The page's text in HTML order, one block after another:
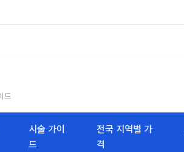
드
시술 가이
드
전국 지역별 가
격